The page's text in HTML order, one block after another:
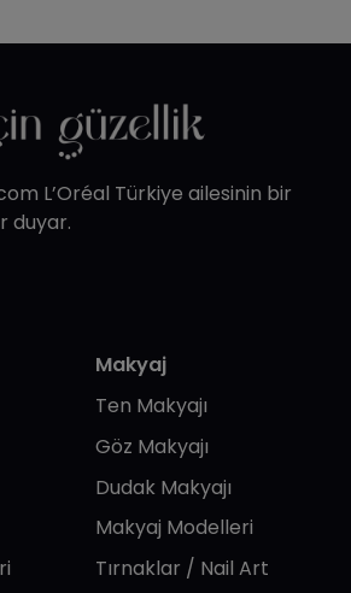
L’Oréal Türkiye ailesinin bir
duyar.
Makyaj
Ten Makyajı
Göz Makyajı
Dudak Makyajı
Makyaj Modelleri
Tırnaklar / Nail Art